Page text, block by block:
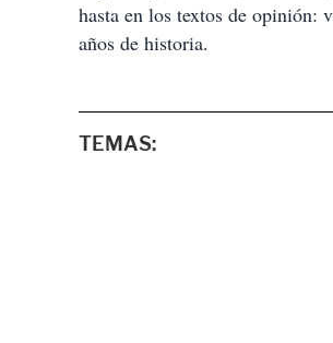
hasta en los textos de opinión:
años de historia.
TEMAS: